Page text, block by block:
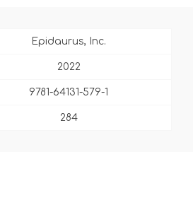
Epidaurus, Inc.
2022
9781-64131-579-1
284